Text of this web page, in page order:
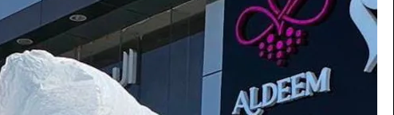
الفعاليات والحفلات
77
/ اليوم
الرياض
مستلزمات حفلات ومؤتمرات